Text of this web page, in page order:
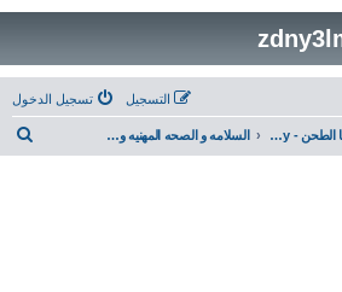
تسجيل الدخول التسجيل
قسم تكنولوجيا الطحن - Milling Technology السلامه و الصحه المهنيه وتأمين بيئة العمل- Safety
ب